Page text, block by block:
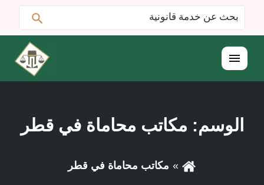
البحث
عن:
القائمة
الوسم: مكاتب محاماة في قطر
مكاتب محاماة في قطر